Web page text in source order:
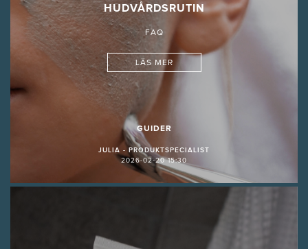
HUDVÅRDSRUTIN
FAQ
LÄS MER
GUIDER
JULIA - PRODUKTSPECIALIST
2026-02-20 15:30